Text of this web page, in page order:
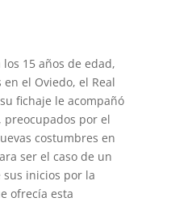
15 años de edad,
el Oviedo, el Real
fichaje le acompañó
por el
costumbres en
ser el caso de un
inicios por la
ofrecía esta